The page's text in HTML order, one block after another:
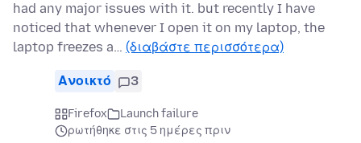
had any major issues with it. but recently I have
noticed that whenever I open it on my laptop, the
laptop freezes a… (διαβάστε περισσότερα)
Ανοικτό 3
Firefox
Launch failure
ρωτήθηκε στις 5 ημέρες πριν